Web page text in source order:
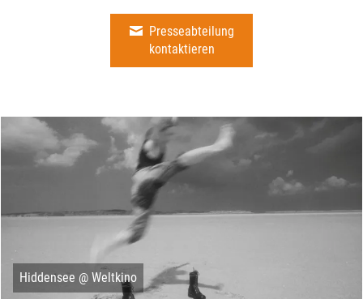
Presseabteilung
kontaktieren
Hiddensee @ Weltkino